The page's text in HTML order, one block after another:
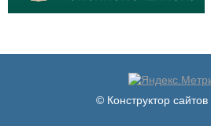
© Конструктор сайтов